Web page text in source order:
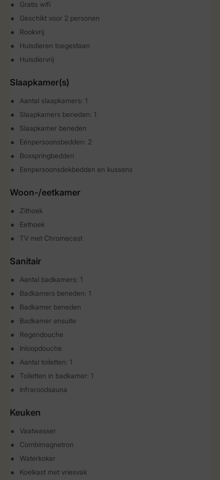
Gratis wifi
Geschikt voor 2 personen
Rookvrij
Huisdieren toegestaan
Huisdiervrij
Slaapkamer(s)
Aantal slaapkamers: 1
Slaapkamers beneden: 1
Slaapkamer beneden
Eénpersoonsbedden: 2
Boxspringbedden
Eenpersoonsdekbedden en kussens
Woon-/eetkamer
Zithoek
Eethoek
TV met Chromecast
Sanitair
Aantal badkamers: 1
Badkamers beneden: 1
Badkamer beneden
Badkamer ensuite
Regendouche
Inloopdouche
Aantal toiletten: 1
Toiletten in badkamer: 1
Infraroodsauna
Keuken
Vaatwasser
Combimagnetron
Waterkoker
Koelkast met vriesvak